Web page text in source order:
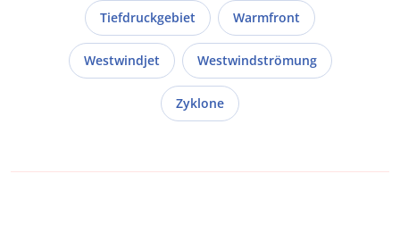
Tiefdruckgebiet Warmfront
Westwindjet Westwindströmung
Zyklone